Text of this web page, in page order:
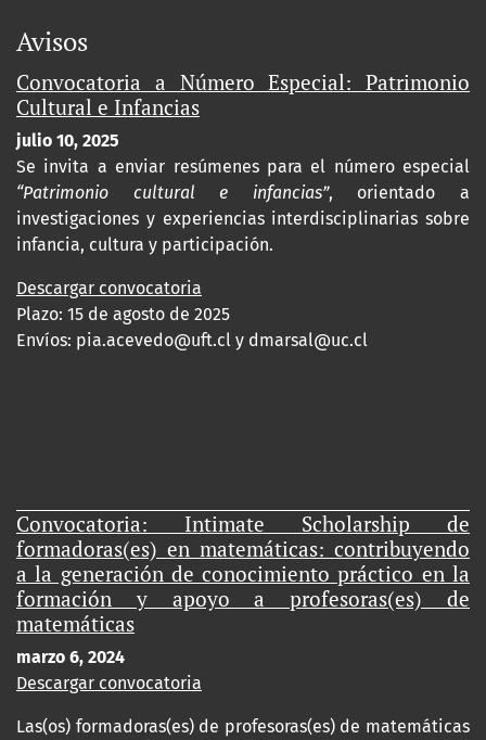
Avisos
Convocatoria a Número Especial: Patrimonio
Cultural e Infancias
julio 10, 2025
Se invita a enviar resúmenes para el número especial
“Patrimonio cultural e infancias”, orientado a
investigaciones y experiencias interdisciplinarias sobre
infancia, cultura y participación.
Descargar convocatoria
Plazo: 15 de agosto de 2025
Envíos: pia.acevedo@uft.cl y dmarsal@uc.cl
Convocatoria: Intimate Scholarship de
formadoras(es) en matemáticas: contribuyendo
a la generación de conocimiento práctico en la
formación y apoyo a profesoras(es) de
matemáticas
marzo 6, 2024
Descargar convocatoria
Las(os) formadoras(es) de profesoras(es) de matemáticas